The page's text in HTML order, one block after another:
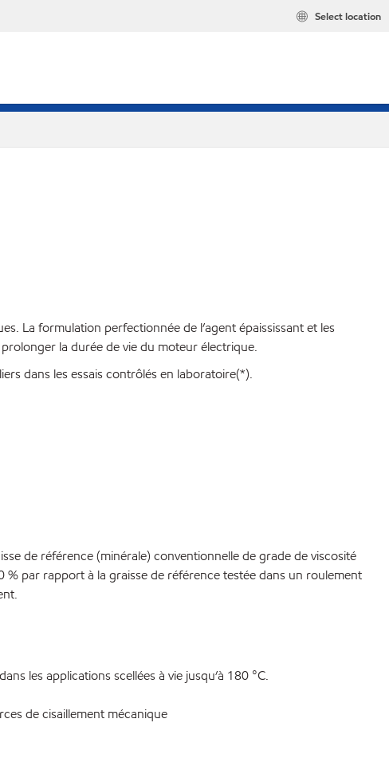
Select location
La formulation perfectionnée de l’agent épaississant et les
la durée de vie du moteur électrique.
dans les essais contrôlés en laboratoire(*).
de référence (minérale) conventionnelle de grade de viscosité
par rapport à la graisse de référence testée dans un roulement
les applications scellées à vie jusqu’à 180 °C.
de cisaillement mécanique